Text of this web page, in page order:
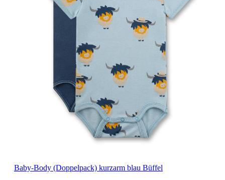
Baby-Body (Doppelpack) kurzarm blau Büffel